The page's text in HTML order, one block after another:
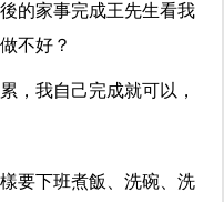
的家事完成王先生看我
不好？
，我自己完成就可以，
要下班煮飯、洗碗、洗